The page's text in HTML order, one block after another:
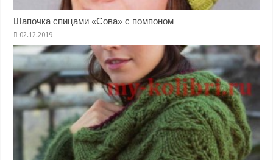
Шапочка спицами «Сова» с помпоном